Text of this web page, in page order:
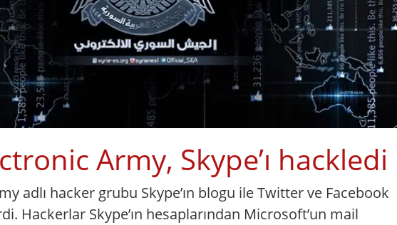
Army, Skype’ı hackledi
adlı hacker grubu Skype’ın blogu ile Twitter ve Facebook
Hackerlar Skype’ın hesaplarından Microsoft’un mail